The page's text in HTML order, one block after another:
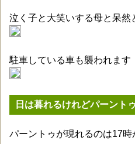
泣く子と大笑いする母と呆然
駐車している車も襲われます
日は暮れるけれどパーント
パーントゥが現れるのは17時